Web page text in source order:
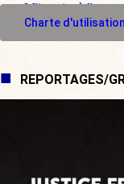
M'inscrire à
Charte
REPORTAGES/